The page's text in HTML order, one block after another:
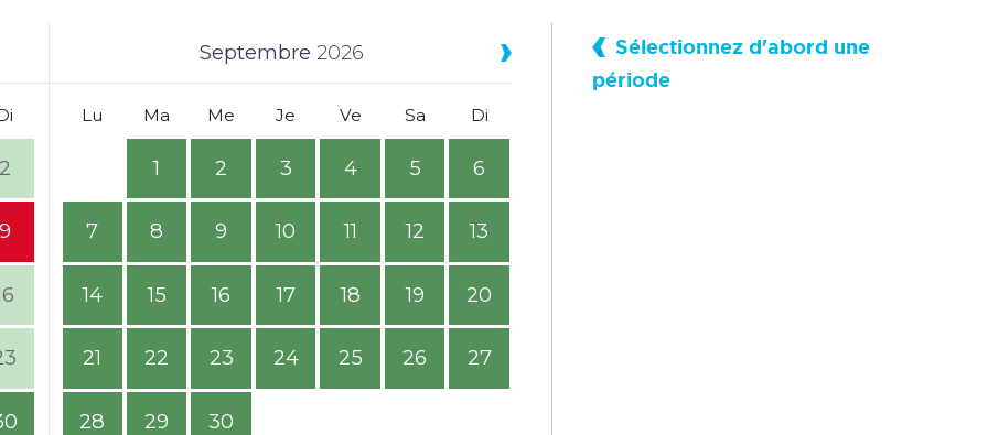
Septembre 2026
Lu Ma Me Je Ve Sa Di
1 2 3 4 5 6
7 8 9 10 11 12 13
14 15 16 17 18 19 20
21 22 23 24 25 26 27
28 29 30
Sélectionnez d'abord une
période